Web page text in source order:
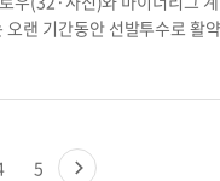
달리 상대적으로 타자에게 친화
스필드도 타자 친화구장이
류되고 있다. 홈구장은 불리하지만
5